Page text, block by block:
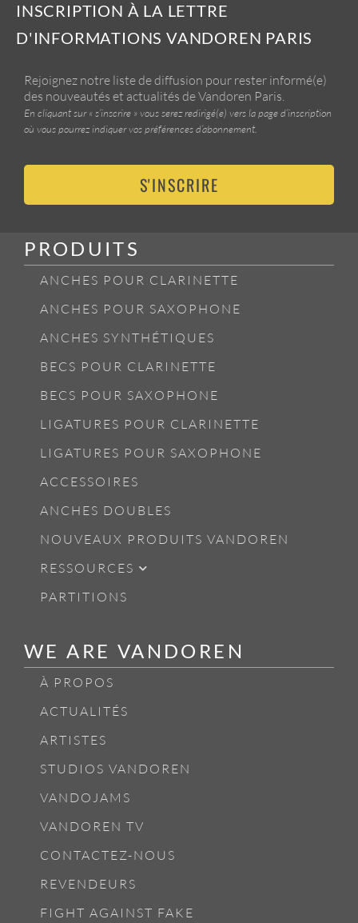
INSCRIPTION À LA LETTRE
D'INFORMATIONS VANDOREN PARIS
Rejoignez notre liste de diffusion pour rester informé(e)
des nouveautés et actualités de Vandoren Paris.
En cliquant sur « s’inscrire » vous serez redirigé(e) vers la page d’inscription
où vous pourrez indiquer vos préférences d’abonnement.
S'INSCRIRE
PRODUITS
ANCHES POUR CLARINETTE
ANCHES POUR SAXOPHONE
ANCHES SYNTHÉTIQUES
BECS POUR CLARINETTE
BECS POUR SAXOPHONE
LIGATURES POUR CLARINETTE
LIGATURES POUR SAXOPHONE
ACCESSOIRES
ANCHES DOUBLES
NOUVEAUX PRODUITS VANDOREN
RESSOURCES
PARTITIONS
WE ARE VANDOREN
À PROPOS
ACTUALITÉS
ARTISTES
STUDIOS VANDOREN
VANDOJAMS
VANDOREN TV
CONTACTEZ-NOUS
REVENDEURS
FIGHT AGAINST FAKE